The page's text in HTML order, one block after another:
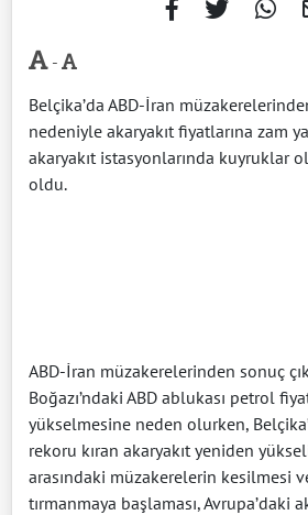
-
Belçika’da ABD-İran
nedeniyle akaryakıt fiyatlarına zam
akaryakıt istasyonlarında kuyruklar
oldu.
ABD-İran müzakerelerinden sonuç
Boğazı’ndaki ABD ablukası petrol
yükselmesine neden olurken,
rekoru kıran akaryakıt yeniden
arasındaki müzakerelerin kesilmesi
tırmanmaya başlaması, Avrupa’daki